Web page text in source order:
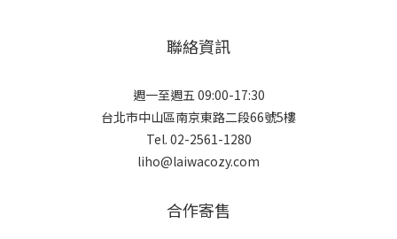
聯絡資訊
週一至週五 09:00-17:30
台北市中山區南京東路二段66號5樓
Tel. 02-2561-1280
liho@laiwacozy.com
合作寄售